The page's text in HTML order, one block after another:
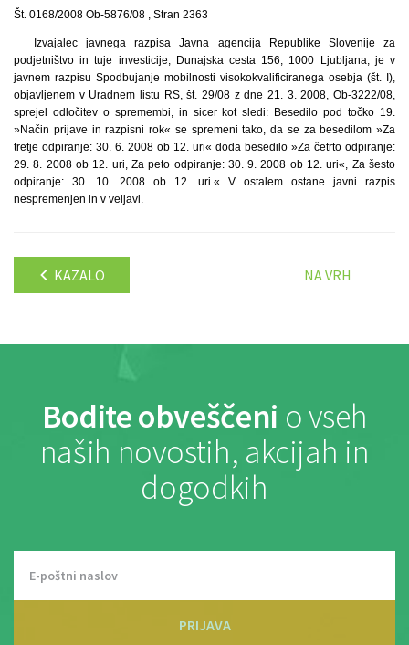
Št. 0168/2008 Ob-5876/08 , Stran 2363
Izvajalec javnega razpisa Javna agencija Republike Slovenije za
podjetništvo in tuje investicije, Dunajska cesta 156, 1000 Ljubljana, je v
javnem razpisu Spodbujanje mobilnosti visokokvalificiranega osebja (št. I),
objavljenem v Uradnem listu RS, št. 29/08 z dne 21. 3. 2008, Ob-3222/08,
sprejel odločitev o spremembi, in sicer kot sledi: Besedilo pod točko 19.
»Način prijave in razpisni rok« se spremeni tako, da se za besedilom »Za
tretje odpiranje: 30. 6. 2008 ob 12. uri« doda besedilo »Za četrto odpiranje:
29. 8. 2008 ob 12. uri, Za peto odpiranje: 30. 9. 2008 ob 12. uri«, Za šesto
odpiranje: 30. 10. 2008 ob 12. uri.« V ostalem ostane javni razpis
nespremenjen in v veljavi.
KAZALO NA VRH
Bodite obveščeni o vseh
naših novostih, akcijah in
dogodkih
PRIJAVA